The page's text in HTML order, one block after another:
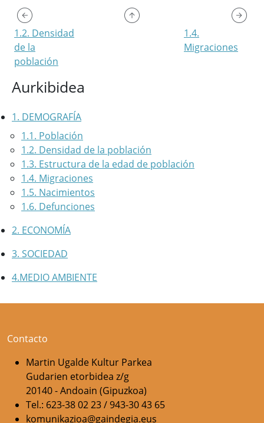
Aurkibidea
1. DEMOGRAFÍA
1.1. Población
1.2. Densidad de la población
1.3. Estructura de la edad de población
1.4. Migraciones
1.5. Nacimientos
1.6. Defunciones
2. ECONOMÍA
3. SOCIEDAD
4.MEDIO AMBIENTE
1.2. Densidad
de la
población
1.4.
Migraciones
Contacto
Martin Ugalde Kultur Parkea
Gudarien etorbidea z/g
20140 - Andoain (Gipuzkoa)
Tel.: 623-38 02 23 / 943-30 43 65
komunikazioa@gaindegia.eus